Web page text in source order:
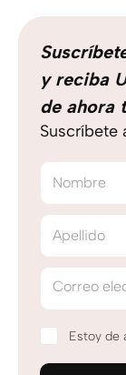
y reciba
de ahora
Suscríbete
Nombre
Apellido
Correo
Estoy de